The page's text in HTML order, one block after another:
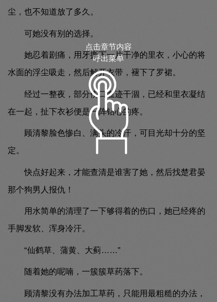
尘，也不知道放了多久。
可她没有别的选择。
她忍着剧痛，用牙撕下一片干净的里衣，小心的将
水面的浮尘吸走，然后解开衣带，褪下了罗裙。
经过一整夜，部分伤口血迹干涸，已经和里衣凝结
在一起，扯下衣衫便是一阵钻心的疼。
顾清黎脸色惨白、满头的冷汗，可目光却十分的坚
定。
快点好起来，才能查清是谁害了她，然后找楚君晏
那个狗男人报仇！
用水简单的清理了一下够得着的伤口，她已经疼的
手脚发软、浑身冷汗。
“仙鹤草、蒲黄、大蓟……”
随着她的呢喃，一簇簇草药落下。
顾清黎没有办法加工草药，只能用最粗糙的办法，
点击章节内容
呼出菜单